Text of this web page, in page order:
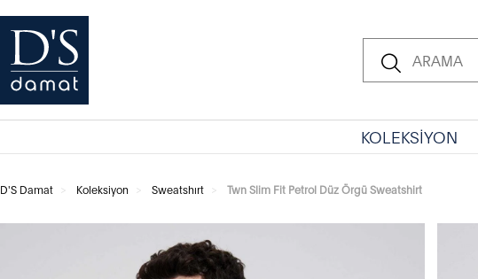
KOLEKSİYON
D'S Damat Koleksiyon Sweatshırt Twn Slim Fit Petrol Düz Örgü Sweatshirt